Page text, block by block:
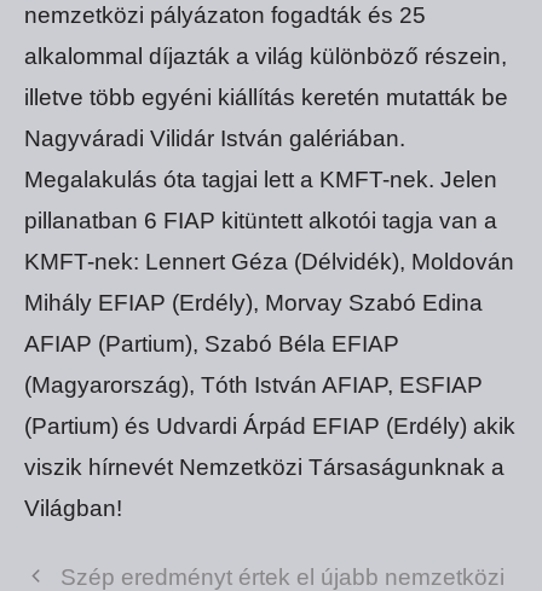
nemzetközi pályázaton fogadták és 25
alkalommal díjazták a világ különböző részein,
illetve több egyéni kiállítás keretén mutatták be
Nagyváradi Vilidár István galériában.
Megalakulás óta tagjai lett a KMFT-nek. Jelen
pillanatban 6 FIAP kitüntett alkotói tagja van a
KMFT-nek: Lennert Géza (Délvidék), Moldován
Mihály EFIAP (Erdély), Morvay Szabó Edina
AFIAP (Partium), Szabó Béla EFIAP
(Magyarország), Tóth István AFIAP, ESFIAP
(Partium) és Udvardi Árpád EFIAP (Erdély) akik
viszik hírnevét Nemzetközi Társaságunknak a
Világban!
Szép eredményt értek el újabb nemzetközi